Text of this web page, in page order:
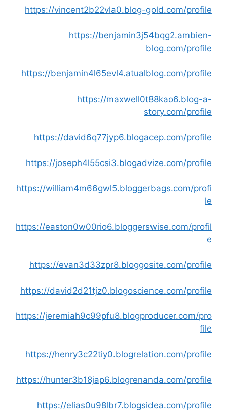
https://vincent2b22vla0.blog-gold.com/profile
https://benjamin3j54bqg2.ambien-
blog.com/profile
https://benjamin4l65evl4.atualblog.com/profile
https://maxwell0t88kao6.blog-a-
story.com/profile
https://david6q77jyp6.blogacep.com/profile
https://joseph4l55csi3.blogadvize.com/profile
https://william4m66gwl5.bloggerbags.com/profi
le
https://easton0w00rio6.bloggerswise.com/profil
e
https://evan3d33zpr8.bloggosite.com/profile
https://david2d21tjz0.blogoscience.com/profile
https://jeremiah9c99pfu8.blogproducer.com/pro
file
https://henry3c22tiy0.blogrelation.com/profile
https://hunter3b18jap6.blogrenanda.com/profile
https://elias0u98lbr7.blogsidea.com/profile